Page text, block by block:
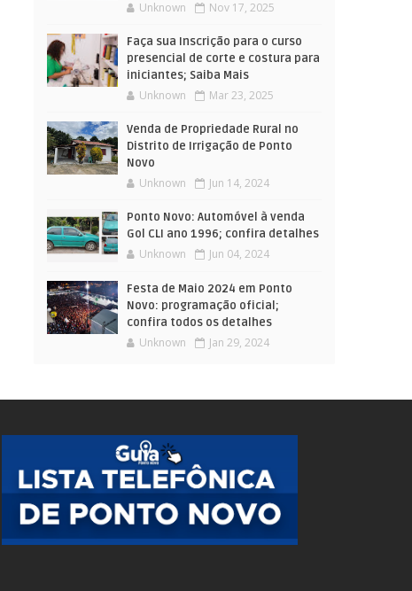
Unknown Nov 17, 2025
Faça sua Inscrição para o curso
presencial de corte e costura para
iniciantes; Saiba Mais
Unknown Mar 23, 2025
Venda de Propriedade Rural no
Distrito de Irrigação de Ponto
Novo
Unknown Jun 14, 2024
Ponto Novo: Automóvel à venda
Gol CLI ano 1996; confira detalhes
Unknown Jun 04, 2024
Festa de Maio 2024 em Ponto
Novo: programação oficial;
confira todos os detalhes
Unknown Jan 29, 2024